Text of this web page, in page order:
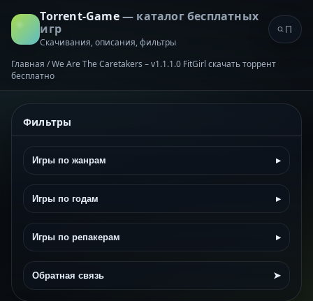
Torrent-Game— каталог бесплатных
игр
Скачивания, описания, фильтры
Главная /We Are The Caretakers – v1.1.1.0 FitGirl скачать торрент
бесплатно
Фильтры
Игры по жанрам ▸
Игры по годам ▸
Игры по репакерам ▸
Обратная связь ➤